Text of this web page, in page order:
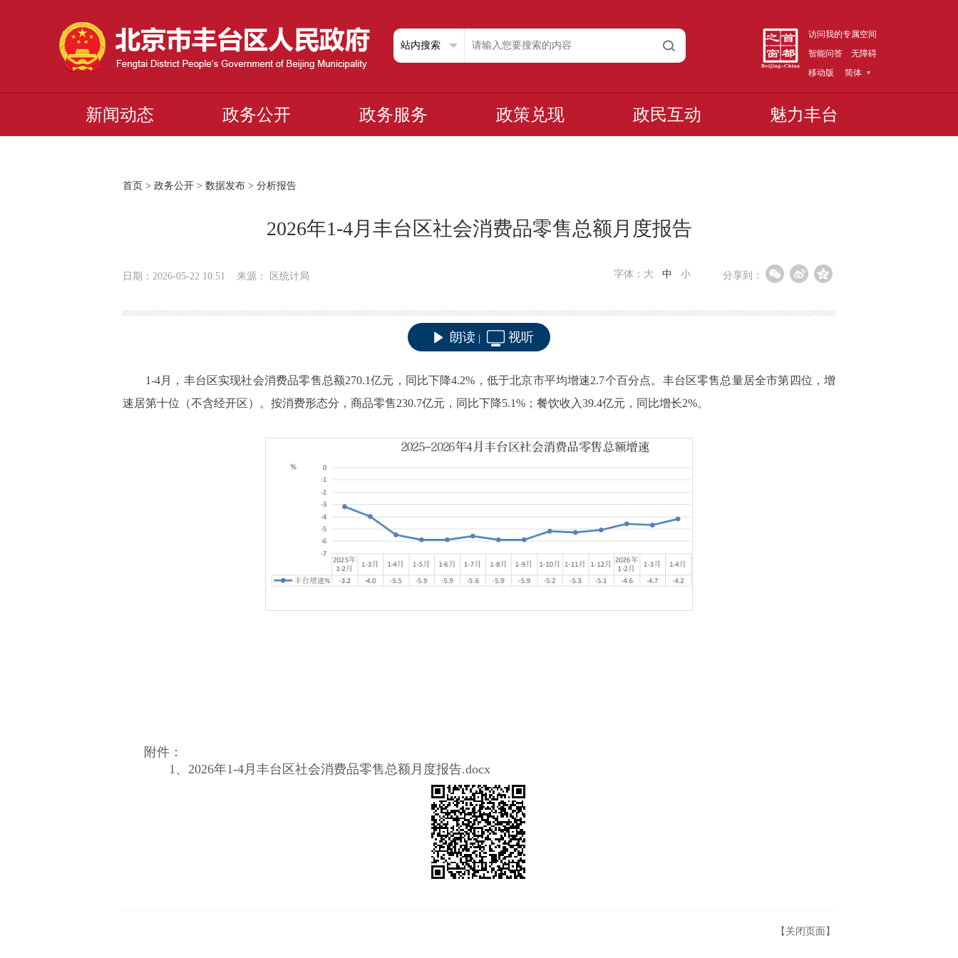
访问我的专属空间
智能问答
无障碍
移动版
简体
新闻动态 政务公开 政务服务 政策兑现 政民互动 魅力丰台
首页 > 政务公开 > 数据发布 > 分析报告
2026年1-4月丰台区社会消费品零售总额月度报告
日期：2026-05-22 10:51 来源： 区统计局 分享到：
字体： 大 中 小
朗读 视听
1-4月，丰台区实现社会消费品零售总额270.1亿元，同比下降4.2% ， 低于北京市平均增速2.7个百分点。丰台区零售总量居全市第 四位，增
速居第十位 （不含经开区） 。按消费形态分，商品零售230.7亿元，同比下降5.1%；餐饮收入39.4亿元， 同比增长2%。
附件：
1、 2026年1-4月丰台区社会消费品零售总额月度报告.docx
【关闭页面】